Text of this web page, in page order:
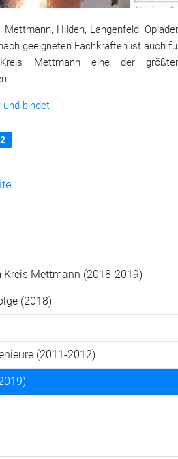
Hilden, Langenfeld,
geeigneten Fachkräften ist auch
Mettmann eine der
bindet
2
Kreis Mettmann (2018-2019)
(2018)
(2011-2012)